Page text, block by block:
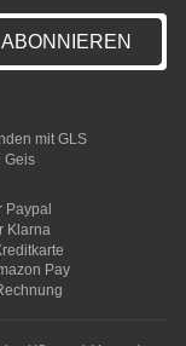
ABONNIEREN